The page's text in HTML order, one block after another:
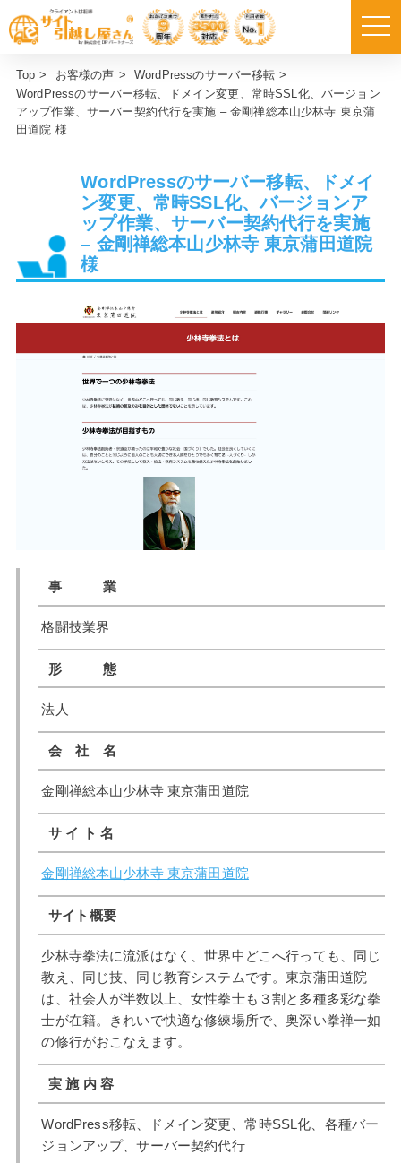
Top > お客様の声 > WordPressのサーバー移転 >
WordPressのサーバー移転、ドメイン変更、常時SSL化、バージョン
アップ作業、サーバー契約代行を実施 – 金剛禅総本山少林寺 東京蒲
田道院 様
WordPressのサーバー移転、ドメイ
ン変更、常時SSL化、バージョンア
ップ作業、サーバー契約代行を実施
– 金剛禅総本山少林寺 東京蒲田道院
様
事 業
格闘技業界
形 態
法人
会 社 名
金剛禅総本山少林寺 東京蒲田道院
サ イ ト 名
金剛禅総本山少林寺 東京蒲田道院
サイト概要
少林寺拳法に流派はなく、世界中どこへ行っても、同じ
教え、同じ技、同じ教育システムです。東京蒲田道院
は、社会人が半数以上、女性拳士も３割と多種多彩な拳
士が在籍。きれいで快適な修練場所で、奥深い拳禅一如
の修行がおこなえます。
実 施 内 容
WordPress移転、ドメイン変更、常時SSL化、各種バー
ジョンアップ、サーバー契約代行